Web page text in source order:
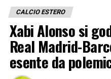
CALCIO ESTERO
Xabi Alonso si
Real Madrid-
esente da